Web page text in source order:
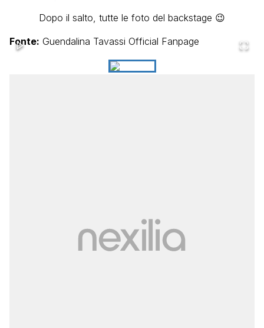
Dopo il salto, tutte le foto del backstage 😉
Fonte: Guendalina Tavassi Official Fanpage